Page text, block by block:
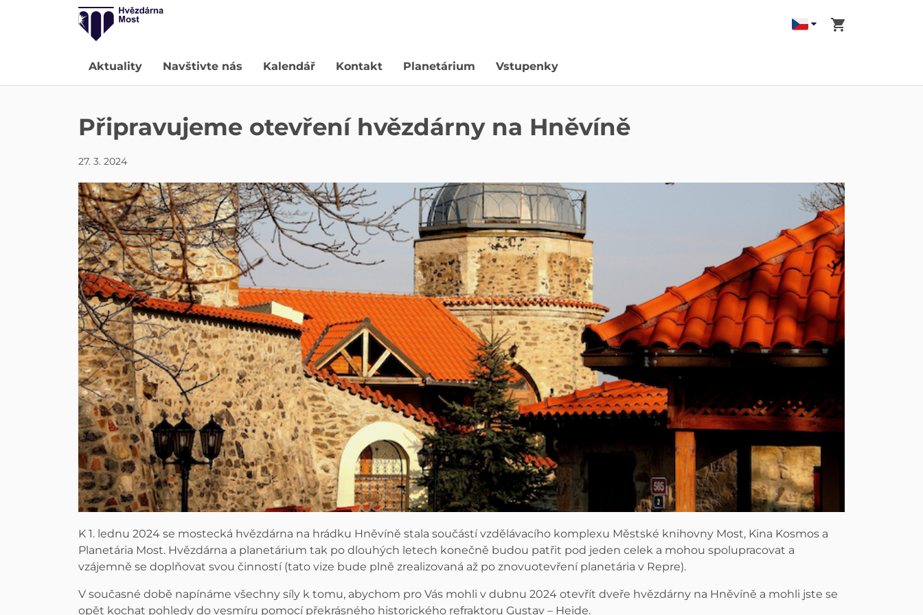
Košík
Aktuality Navštivte nás Kalendář Kontakt Planetárium Vstupenky
Připravujeme otevření hvězdárny na Hněvíně
27. 3. 2024
K 1. lednu 2024 se mostecká hvězdárna na hrádku Hněvíně stala součástí vzdělávacího komplexu Městské knihovny Most, Kina Kosmos a
Planetária Most. Hvězdárna a planetárium tak po dlouhých letech konečně budou patřit pod jeden celek a mohou spolupracovat a
vzájemně se doplňovat svou činností (tato vize bude plně zrealizovaná až po znovuotevření planetária v Repre).
V současné době napínáme všechny síly k tomu, abychom pro Vás mohli v dubnu 2024 otevřít dveře hvězdárny na Hněvíně a mohli jste se
opět kochat pohledy do vesmíru pomocí překrásného historického refraktoru Gustav – Heide.